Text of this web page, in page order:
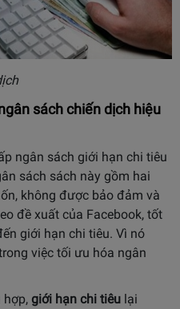
sách chiến dịch hiệu
ngân sách giới hạn chi tiêu
sách sách này gồm hai
không được bảo đảm và
đề xuất của Facebook, tốt
giới hạn chi tiêu. Vì nó
việc tối ưu hóa ngân
hợp, giới hạn chi tiêu lại